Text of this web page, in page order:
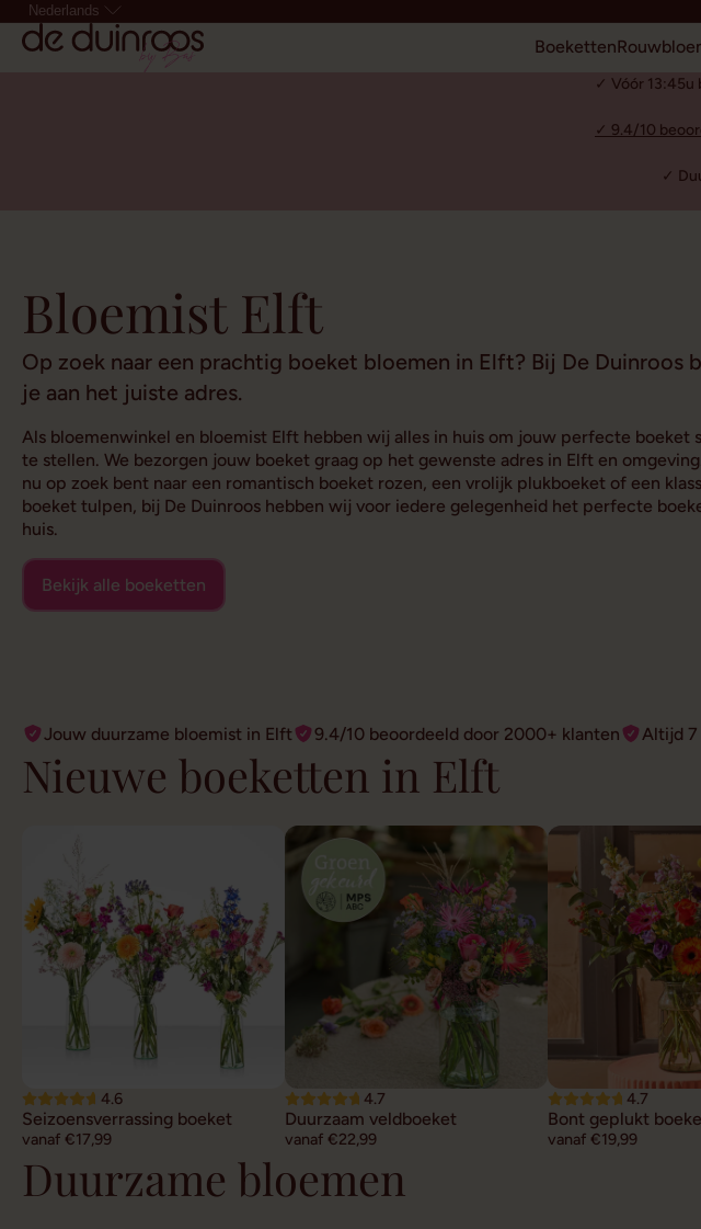
Nederlands
Boeketten
✓ Vóór 13:45u
✓ 9.4/10
✓
Bloemist Elft
Op zoek naar een prachtig boeket bloemen in Elft? Bij De Duinroos
je aan het juiste adres.
Als bloemenwinkel en bloemist Elft hebben wij alles in huis om jouw perfecte boeket
te stellen. We bezorgen jouw boeket graag op het gewenste adres in Elft en
nu op zoek bent naar een romantisch boeket rozen, een vrolijk plukboeket of een
boeket tulpen, bij De Duinroos hebben wij voor iedere gelegenheid het perfecte
huis.
Bekijk alle boeketten
Jouw duurzame bloemist in Elft 9.4/10 beoordeeld door 2000+ klanten Altijd 7
Nieuwe boeketten in Elft
4.6
Seizoensverrassing boeket
vanaf €17,99
4.7
Duurzaam veldboeket
vanaf €22,99
4.7
Bont geplukt
vanaf €19,99
Duurzame bloemen